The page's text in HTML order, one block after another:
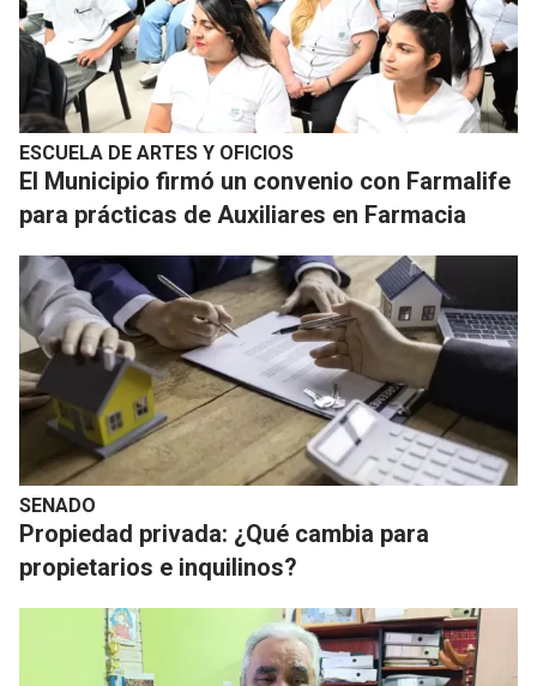
ESCUELA DE ARTES Y OFICIOS
El Municipio firmó un convenio con Farmalife
para prácticas de Auxiliares en Farmacia
SENADO
Propiedad privada: ¿Qué cambia para
propietarios e inquilinos?